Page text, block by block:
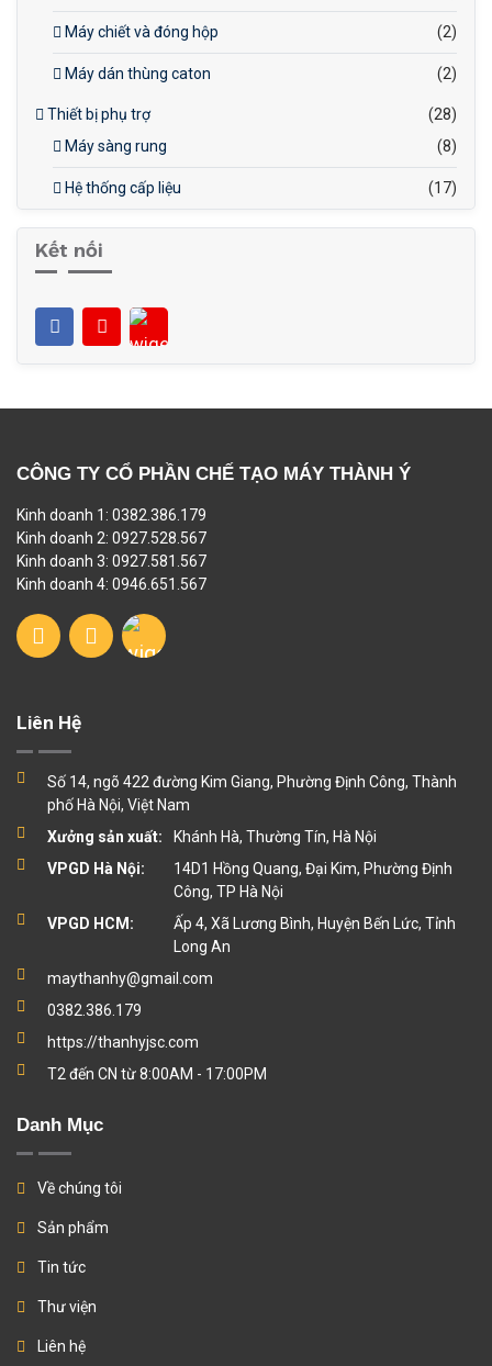
Máy chiết và đóng hộp (2)
Máy dán thùng caton (2)
Thiết bị phụ trợ
(28)
Máy sàng rung
(8)
Hệ thống cấp liệu (17)
Kết nối
CÔNG TY CỔ PHẦN CHẾ TẠO MÁY THÀNH Ý
Kinh doanh 1: 0382.386.179
Kinh doanh 2: 0927.528.567
Kinh doanh 3: 0927.581.567
Kinh doanh 4: 0946.651.567
Liên Hệ
Số 14, ngõ 422 đường Kim Giang, Phường Định Công, Thành
phố Hà Nội, Việt Nam
Xưởng sản xuất:
Khánh Hà, Thường Tín, Hà Nội
VPGD Hà Nội:
14D1 Hồng Quang, Đại Kim, Phường Định
Công, TP Hà Nội
VPGD HCM:
Ấp 4, Xã Lương Bình, Huyện Bến Lức, Tỉnh
Long An
maythanhy@gmail.com
0382.386.179
https://thanhyjsc.com
T2 đến CN từ 8:00AM - 17:00PM
Danh Mục
Về chúng tôi
Sản phẩm
Tin tức
Thư viện
Liên hệ